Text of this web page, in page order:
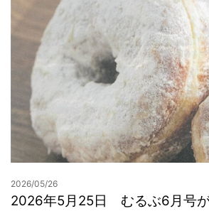
2026/05/26
2026年5月25日 むるぶ6月号